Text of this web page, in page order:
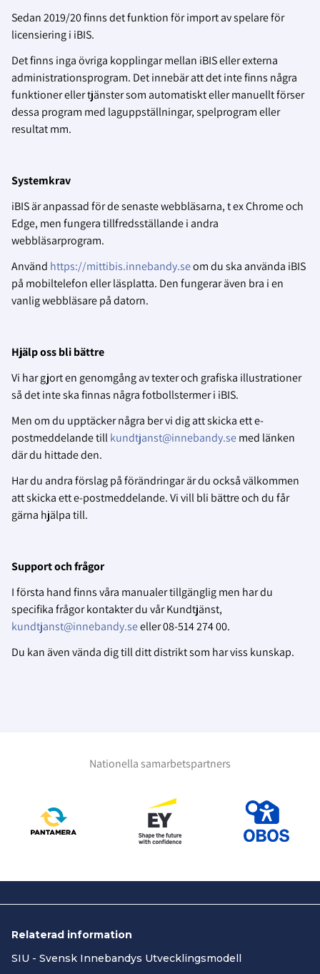
Sedan 2019/20 finns det funktion för import av spelare för
licensiering i iBIS.
Det finns inga övriga kopplingar mellan iBIS eller externa
administrationsprogram. Det innebär att det inte finns några
funktioner eller tjänster som automatiskt eller manuellt förser
dessa program med laguppställningar, spelprogram eller
resultat mm.
Systemkrav
iBIS är anpassad för de senaste webbläsarna, t ex Chrome och
Edge, men fungera tillfredsställande i andra
webbläsarprogram.
Använd https://mittibis.innebandy.seom du ska använda iBIS
på mobiltelefon eller läsplatta. Den fungerar även bra i en
vanlig webbläsare på datorn.
Hjälp oss bli bättre
Vi har gjort en genomgång av texter och grafiska illustrationer
så det inte ska finnas några fotbollstermer i iBIS.
Men om du upptäcker några ber vi dig att skicka ett e-
postmeddelande tillkundtjanst@innebandy.semed länken
där du hittade den.
Har du andra förslag på förändringar är du också välkommen
att skicka ett e-postmeddelande. Vi vill bli bättre och du får
gärna hjälpa till.
Support och frågor
I första hand finns våra manualer tillgänglig men har du
specifika frågor kontakter du vår Kundtjänst,
kundtjanst@innebandy.seeller 08-514 274 00.
Du kan även vända dig till ditt distrikt som har viss kunskap.
Nationella samarbetspartners
Relaterad information
SIU - Svensk Innebandys Utvecklingsmodell